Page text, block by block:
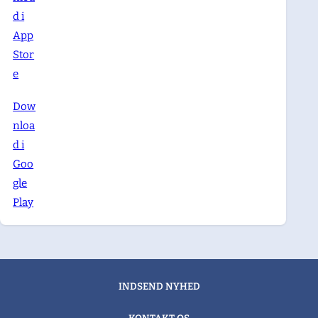
d i
App
Stor
e
Dow
nloa
d i
Goo
gle
Play
INDSEND NYHED